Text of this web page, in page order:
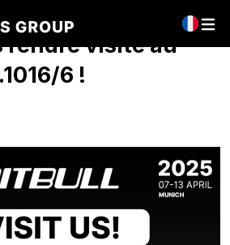
à bauma 2025 –
rendre visite au
6 !